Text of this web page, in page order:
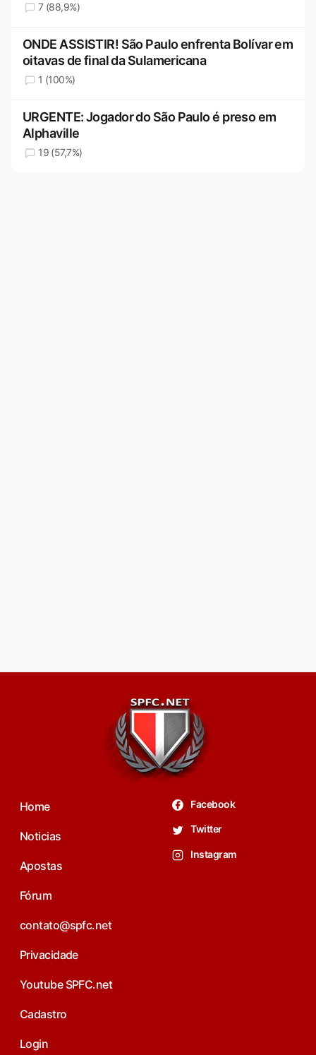
7 (88,9%)
ONDE ASSISTIR! São Paulo enfrenta Bolívar em
oitavas de final da Sulamericana
1 (100%)
URGENTE: Jogador do São Paulo é preso em
Alphaville
19 (57,7%)
Home
Noticias
Apostas
Fórum
contato@spfc.net
Privacidade
Youtube SPFC.net
Cadastro
Login
Facebook
Twitter
Instagram